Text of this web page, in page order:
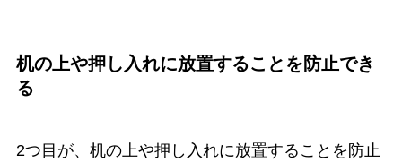
机の上や押し入れに放置することを防止でき
る
2つ目が、机の上や押し入れに放置することを防止